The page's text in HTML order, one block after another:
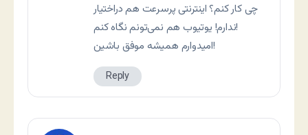
چی کار کنم؟‌ اینترنتی پرسرعت هم دراختیار
ندارم! یوتیوب هم نمی‌تونم نگاه کنم!
امیدوارم همیشه موفق باشین!
Reply